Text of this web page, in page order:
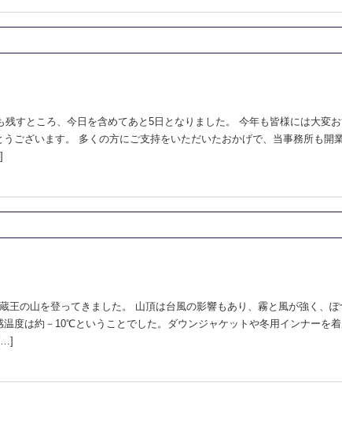
残すところ、今日を含めてあと5日となりました。 今年も皆様には大変
うございます。 多くの方にご支持をいただいたおかげで、当事務所も開
王の山を登ってきました。 山頂は台風の影響もあり、霧と風が強く、
温度は約－10℃ということでした。ダウンジャケットや冬用インナーを